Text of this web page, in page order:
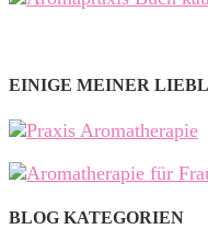
EINIGE MEINER
BLOG KATEGORIEN